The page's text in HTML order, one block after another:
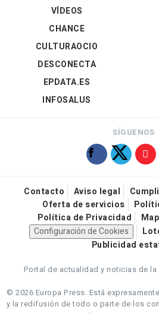
VÍDEOS
CHANCE
CULTURAOCIO
DESCONECTA
EPDATA.ES
INFOSALUS
SÍGUENOS
Contacto Aviso legal
Oferta de servicios
Política de Privacidad
Configuración de Cookies
Publicidad
Portal de actualidad y noticias de
© 2026 Europa Press. Está
y la redifusión de todo o parte de los